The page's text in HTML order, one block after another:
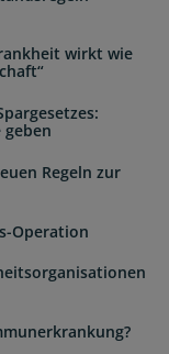
wirkt wie
Regeln zur
Operation